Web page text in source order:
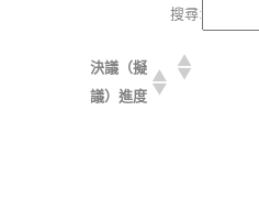
搜尋:
決議（擬
議）進度